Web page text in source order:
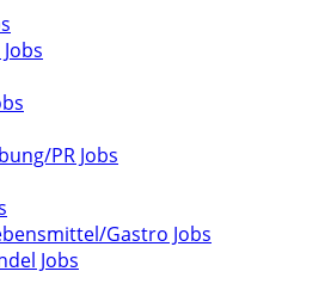
PR Jobs
Gastro Jobs
Jobs